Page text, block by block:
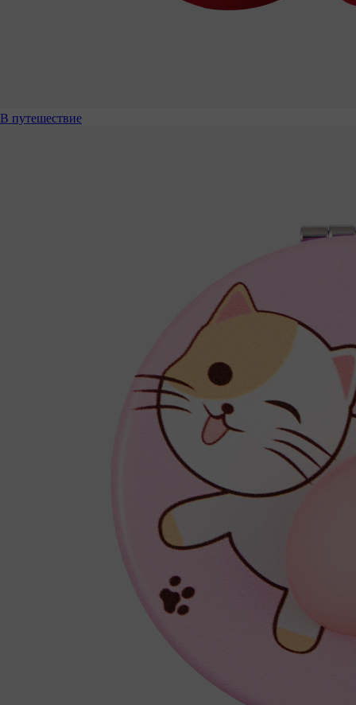
В путешествие